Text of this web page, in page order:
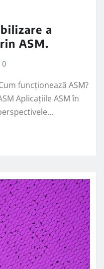
a
ASM.
0
funcționează ASM?
Aplicațiile ASM în